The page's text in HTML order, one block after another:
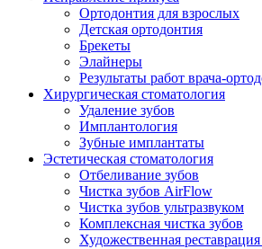
Ортодонтия для взрослых
Детская ортодонтия
Брекеты
Элайнеры
Результаты работ врача-
Хирургическая стоматология
Удаление зубов
Имплантология
Зубные имплантаты
Эстетическая стоматология
Отбеливание зубов
Чистка зубов AirFlow
Чистка зубов ультразвуком
Комплексная чистка зубов
Художественная реставрация